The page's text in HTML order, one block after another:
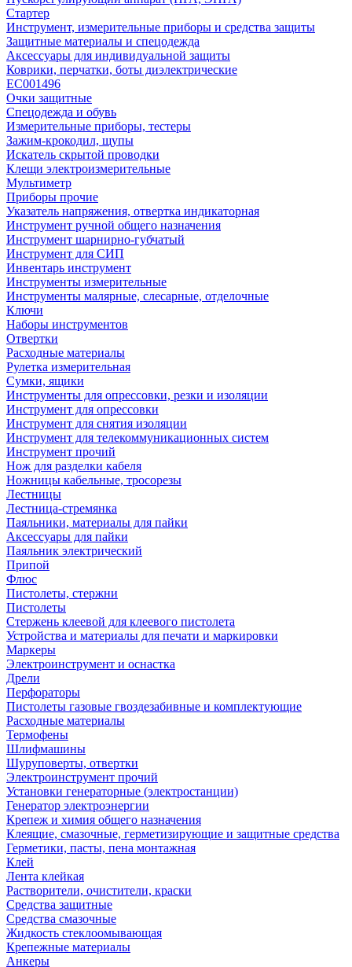
Стартер
Инструмент, измерительные приборы и средства защиты
Защитные материалы и спецодежда
Аксессуары для индивидуальной защиты
Коврики, перчатки, боты диэлектрические
EC001496
Очки защитные
Спецодежда и обувь
Измерительные приборы, тестеры
Зажим-крокодил, щупы
Искатель скрытой проводки
Клещи электроизмерительные
Мультиметр
Приборы прочие
Указатель напряжения, отвертка индикаторная
Инструмент ручной общего назначения
Инструмент шарнирно-губчатый
Инструмент для СИП
Инвентарь инструмент
Инструменты измерительные
Инструменты малярные, слесарные, отделочные
Ключи
Наборы инструментов
Отвертки
Расходные материалы
Рулетка измерительная
Сумки, ящики
Инструменты для опрессовки, резки и изоляции
Инструмент для опрессовки
Инструмент для снятия изоляции
Инструмент для телекоммуникационных систем
Инструмент прочий
Нож для разделки кабеля
Ножницы кабельные, тросорезы
Лестницы
Лестница-стремянка
Паяльники, материалы для пайки
Аксессуары для пайки
Паяльник электрический
Припой
Флюс
Пистолеты, стержни
Пистолеты
Стержень клеевой для клеевого пистолета
Устройства и материалы для печати и маркировки
Маркеры
Электроинструмент и оснастка
Дрели
Перфораторы
Пистолеты газовые гвоздезабивные и комплектующие
Расходные материалы
Термофены
Шлифмашины
Шуруповерты, отвертки
Электроинструмент прочий
Установки генераторные (электростанции)
Генератор электроэнергии
Крепеж и химия общего назначения
Клеящие, смазочные, герметизирующие и защитные средства
Герметики, пасты, пена монтажная
Клей
Лента клейкая
Растворители, очистители, краски
Средства защитные
Средства смазочные
Жидкость стеклоомывающая
Крепежные материалы
Анкеры